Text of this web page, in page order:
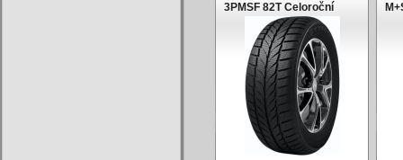
3PMSF 82T Celoroční